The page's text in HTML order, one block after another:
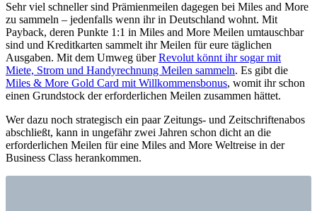
Sehr viel schneller sind Prämienmeilen dagegen bei Miles and More
zu sammeln – jedenfalls wenn ihr in Deutschland wohnt. Mit
Payback, deren Punkte 1:1 in Miles and More Meilen umtauschbar
sind und Kreditkarten sammelt ihr Meilen für eure täglichen
Ausgaben. Mit dem Umweg überRevolut könnt ihr sogar mit
Miete, Strom und Handyrechnung Meilen sammeln. Es gibt die
Miles & More Gold Card mit Willkommensbonus, womit ihr schon
einen Grundstock der erforderlichen Meilen zusammen hättet.
Wer dazu noch strategisch ein paar Zeitungs- und Zeitschriftenabos
abschließt, kann in ungefähr zwei Jahren schon dicht an die
erforderlichen Meilen für eine Miles and More Weltreise in der
Business Class herankommen.